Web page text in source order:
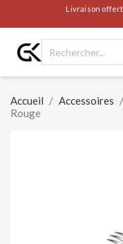
Livraison
Accueil Accessoires
Rouge